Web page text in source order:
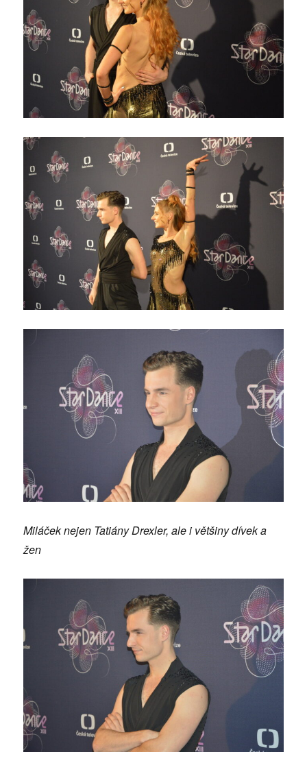
Miláček nejen Tatiány Drexler, ale i většiny dívek a
žen